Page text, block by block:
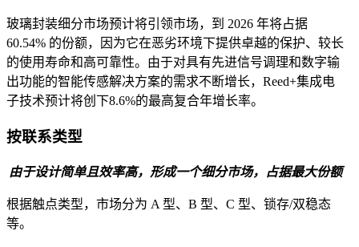
玻璃封装细分市场预计将引领市场，到 2026 年将占据
60.54% 的份额，因为它在恶劣环境下提供卓越的保护、较长
的使用寿命和高可靠性。由于对具有先进信号调理和数字输
出功能的智能传感解决方案的需求不断增长，Reed+集成电
子技术预计将创下8.6%的最高复合年增长率。
按联系类型
由于设计简单且效率高，形成一个细分市场，占据最大份额
根据触点类型，市场分为 A 型、B 型、C 型、锁存/双稳态
等。